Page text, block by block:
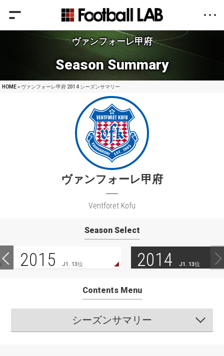
ヴァンフォーレ甲府
Season Summary
HOME» ヴァンフォーレ甲府 2014 シーズンサマリー
ヴァンフォーレ甲府
Ventforet Kofu
Season Select
2015 J1. 13位 2014 J1. 13位
Contents Menu
シーズンサマリー